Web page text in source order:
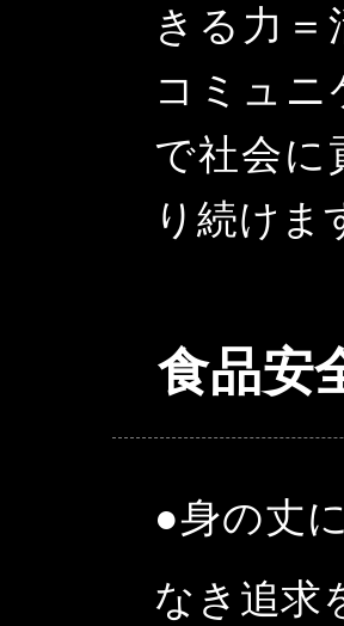
きる力
コミュ
で社会に
り続けま
食品安
●身の丈
なき追求